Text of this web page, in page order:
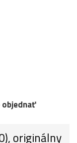
objednať
originálny